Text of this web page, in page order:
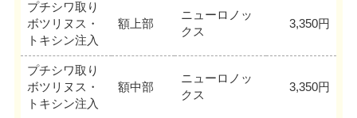
プチシワ取り
ボツリヌス・
トキシン注入
額上部
ニューロノッ
クス
3,350円
プチシワ取り
ボツリヌス・
トキシン注入
額中部
ニューロノッ
クス
3,350円